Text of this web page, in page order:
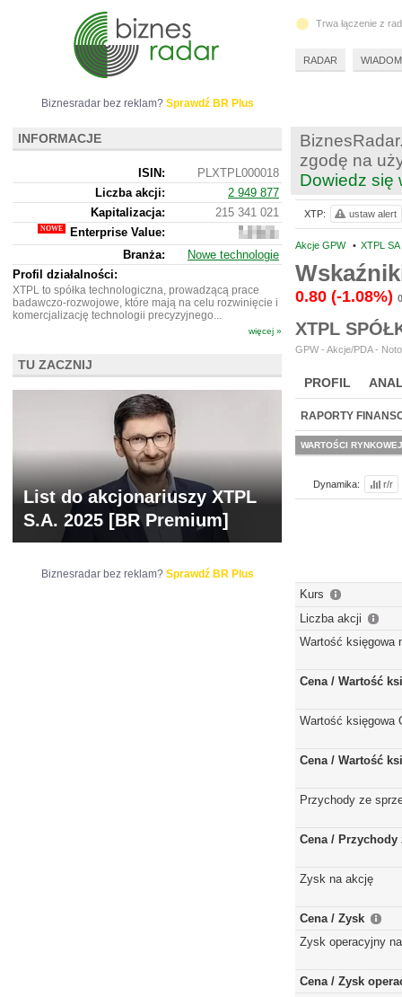
zgodę na
Dowiedz się
Akcje GPW • XTPL
0.80 (-1.08%)
XTPL
GPW - Akcje/PDA -
PROFIL
WYCENA BR
RAPORTY
WARTOŚCI RYNKOWEJ
Dynamika: r/r
Kurs
Liczba akcji
Wartość księgowa
Cena / Wartość
Wartość księgowa
Cena / Wartość
Przychody ze
Cena / Przychody
Zysk na akcję
Cena / Zysk
Zysk operacyjny
Cena / Zysk
XTP: ustaw alert
Biznesradar bez reklam? Sprawdź BR Plus
INFORMACJE
ISIN:
PLXTPL000018
Liczba akcji:
2 949 877
Kapitalizacja:
215 341 021
Enterprise Value:
229
347
021
Branża:
Nowe technologie
Profil działalności:
XTPL to spółka technologiczna, prowadzącą prace
badawczo-rozwojowe, które mają na celu rozwinięcie i
komercjalizację technologii precyzyjnego...
więcej »
TU ZACZNIJ
List do akcjonariuszy XTPL
S.A. 2025 [BR Premium]
Biznesradar bez reklam? Sprawdź BR Plus
Trwa łączenie z
RADAR